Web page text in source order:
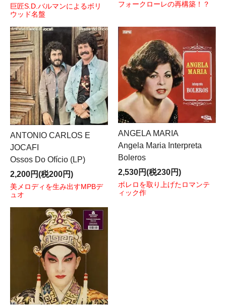
巨匠S.D.バルマンによるボリ
ウッド名盤
フォークローレの再構築！？
ANTONIO CARLOS E
JOCAFI
Ossos Do Ofício (LP)
2,200円(税200円)
美メロディを生み出すMPBデ
ュオ
ANGELA MARIA
Angela Maria Interpreta
Boleros
2,530円(税230円)
ボレロを取り上げたロマンテ
ィック作